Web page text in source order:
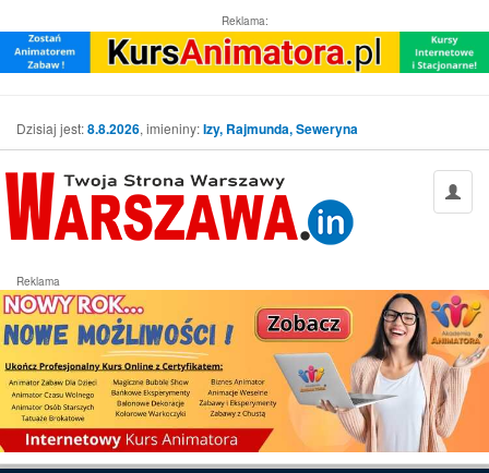
Reklama:
Dzisiaj jest:8.8.2026, imieniny:Izy, Rajmunda, Seweryna
Reklama